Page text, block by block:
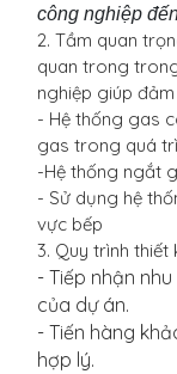
công nghiệp
2. Tầm quan
quan trong
nghiệp giúp
- Hệ thống gas
gas trong quá
-Hệ thống ngắt
- Sử dụng hệ
vực bếp
3. Quy trình
- Tiếp nhận
của dự án.
- Tiến hàng
hợp lý.